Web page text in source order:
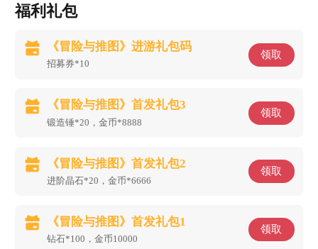
福利礼包
《冒险与推图》进游礼包码
招募券*10
领取
《冒险与推图》首发礼包3
锻造锤*20，金币*8888
领取
《冒险与推图》首发礼包2
进阶晶石*20，金币*6666
领取
《冒险与推图》首发礼包1
钻石*100，金币10000
领取